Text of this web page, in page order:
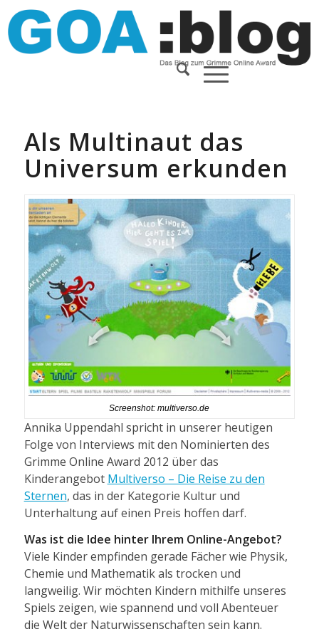
Als Multinaut das
Universum erkunden
Screenshot: multiverso.de
Annika Uppendahl spricht in unserer heutigen
Folge von Interviews mit den Nominierten des
Grimme Online Award 2012 über das
Kinderangebot Multiverso – Die Reise zu den
Sternen, das in der Kategorie Kultur und
Unterhaltung auf einen Preis hoffen darf.
Was ist die Idee hinter Ihrem Online-Angebot?
Viele Kinder empfinden gerade Fächer wie Physik,
Chemie und Mathematik als trocken und
langweilig. Wir möchten Kindern mithilfe unseres
Spiels zeigen, wie spannend und voll Abenteuer
die Welt der Naturwissenschaften sein kann.